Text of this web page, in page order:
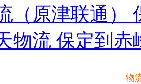
（原津联通）
物流 保定到
物